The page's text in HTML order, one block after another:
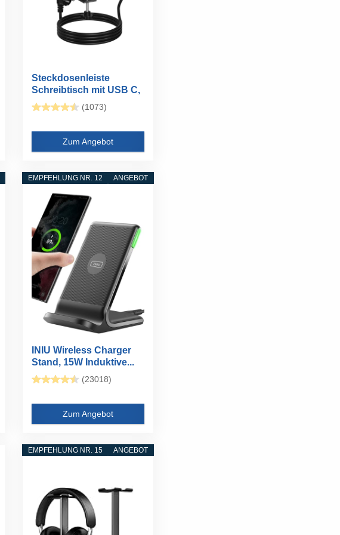
Steckdosenleiste
Schreibtisch mit USB C,
PD20W...
(1073)
Zum Angebot
ANGEBOT
EMPFEHLUNG NR. 12
INIU Wireless Charger
Stand, 15W Induktive...
(23018)
Zum Angebot
ANGEBOT
EMPFEHLUNG NR. 15